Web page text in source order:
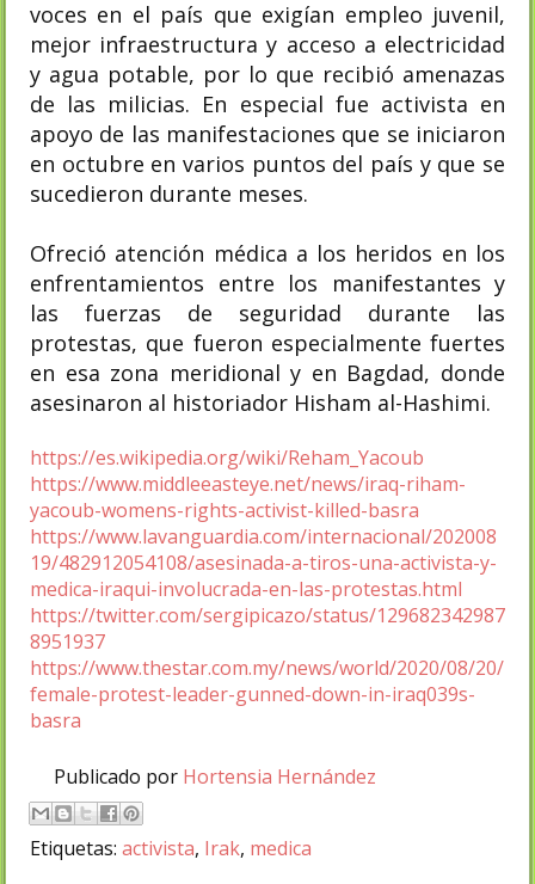
voces en el país que exigían empleo juvenil,
mejor infraestructura y acceso a electricidad
y agua potable, por lo que recibió amenazas
de las milicias. En especial fue activista en
apoyo de las manifestaciones que se iniciaron
en octubre en varios puntos del país y que se
sucedieron durante meses.
Ofreció atención médica a los heridos en los
enfrentamientos entre los manifestantes y
las fuerzas de seguridad durante las
protestas, que fueron especialmente fuertes
en esa zona meridional y en Bagdad, donde
asesinaron al historiador Hisham al-Hashimi.
https://es.wikipedia.org/wiki/Reham_Yacoub
https://www.middleeasteye.net/news/iraq-riham-
yacoub-womens-rights-activist-killed-basra
https://www.lavanguardia.com/internacional/202008
19/482912054108/asesinada-a-tiros-una-activista-y-
medica-iraqui-involucrada-en-las-protestas.html
https://twitter.com/sergipicazo/status/129682342987
8951937
https://www.thestar.com.my/news/world/2020/08/20/
female-protest-leader-gunned-down-in-iraq039s-
basra
Publicado por Hortensia Hernández
Etiquetas: activista, Irak, medica